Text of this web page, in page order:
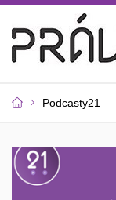
Podcasty21